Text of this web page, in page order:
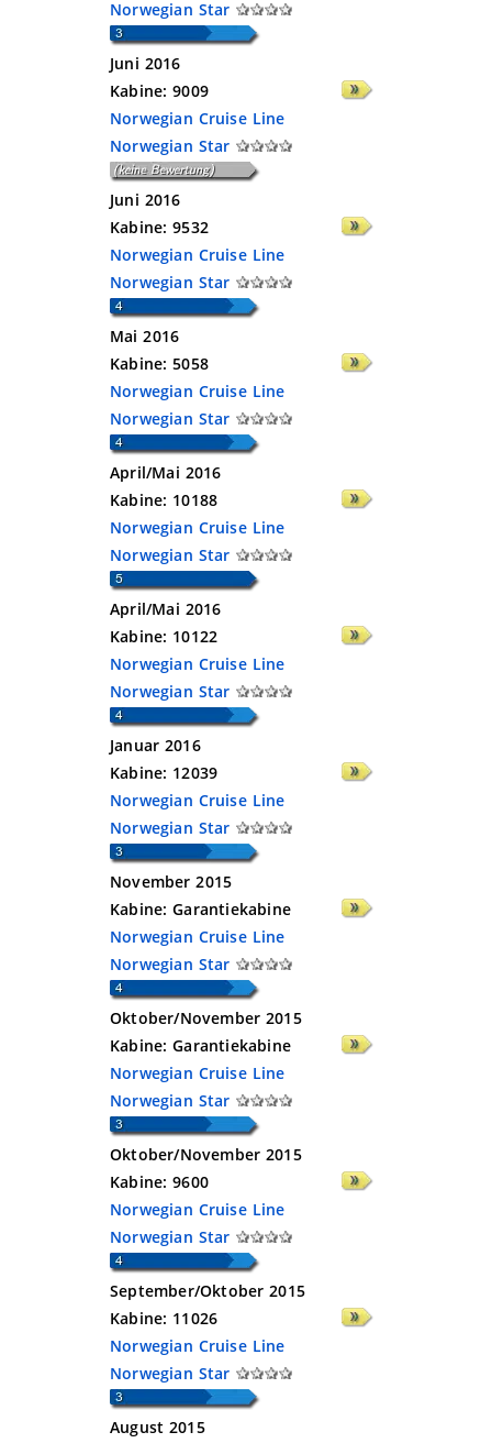
Norwegian Star
Juni 2016
Kabine:9009
Norwegian Cruise Line
Norwegian Star
Juni 2016
Kabine:9532
Norwegian Cruise Line
Norwegian Star
Mai 2016
Kabine:5058
Norwegian Cruise Line
Norwegian Star
April/Mai 2016
Kabine: 10188
Norwegian Cruise Line
Norwegian Star
April/Mai 2016
Kabine: 10122
Norwegian Cruise Line
Norwegian Star
Januar 2016
Kabine: 12039
Norwegian Cruise Line
Norwegian Star
November 2015
Kabine:Garantiekabine
Norwegian Cruise Line
Norwegian Star
Oktober/November 2015
Kabine:Garantiekabine
Norwegian Cruise Line
Norwegian Star
Oktober/November 2015
Kabine:9600
Norwegian Cruise Line
Norwegian Star
September/Oktober 2015
Kabine: 11026
Norwegian Cruise Line
Norwegian Star
August 2015